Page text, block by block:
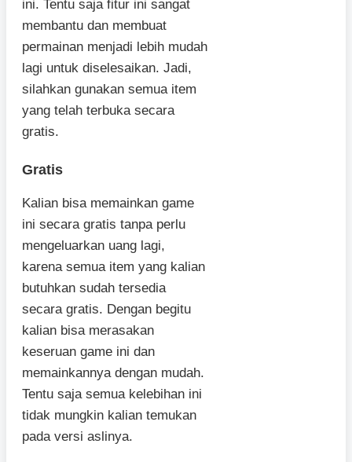
ini. Tentu saja fitur ini sangat
membantu dan membuat
permainan menjadi lebih mudah
lagi untuk diselesaikan. Jadi,
silahkan gunakan semua item
yang telah terbuka secara
gratis.
Gratis
Kalian bisa memainkan game
ini secara gratis tanpa perlu
mengeluarkan uang lagi,
karena semua item yang kalian
butuhkan sudah tersedia
secara gratis. Dengan begitu
kalian bisa merasakan
keseruan game ini dan
memainkannya dengan mudah.
Tentu saja semua kelebihan ini
tidak mungkin kalian temukan
pada versi aslinya.